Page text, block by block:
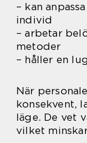
– kan
individ
– arbetar
metoder
– håller en
När
konsekvent,
läge. De vet
vilket